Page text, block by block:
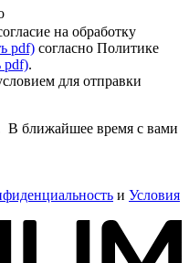
на обработку
pdf) согласно Политике
pdf).
для отправки
В ближайшее время с вами
и Условия